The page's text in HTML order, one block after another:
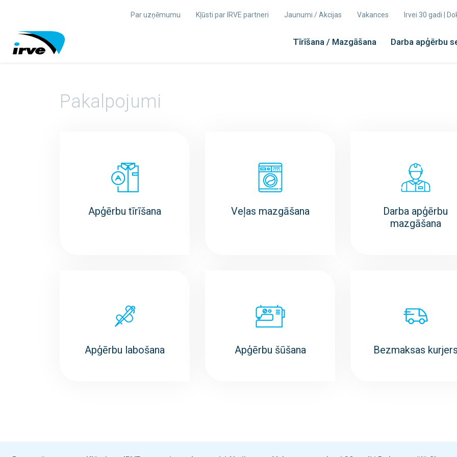
Par uzņēmumu Kļūsti par IRVE partneri Jaunumi / Akcijas Vakances Irvei 30 gadi |
Tīrīšana / Mazgāšana Darba apģērbu
Pakalpojumi
Apģērbu tīrīšana Veļas mazgāšana
Darba apģērbu
mazgāšana
Apģērbu labošana Apģērbu šūšana Bezmaksas